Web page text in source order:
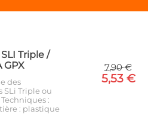
Triple /
GPX
des
SLi Triple ou
:
: plastique
7,90 €
5,53 €